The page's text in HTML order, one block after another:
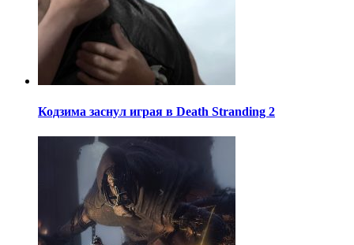
Кодзима заснул играя в Death Stranding 2